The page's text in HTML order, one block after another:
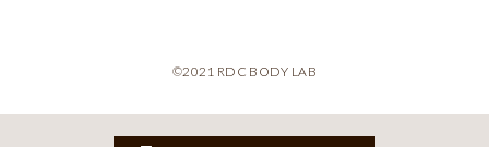
©2021 RDC BODY LAB